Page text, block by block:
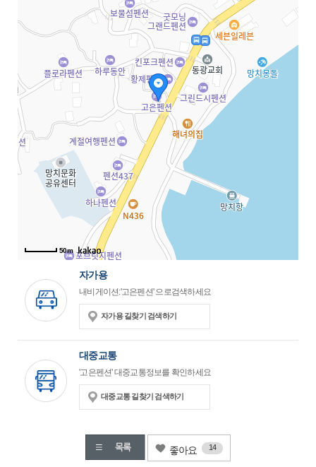
50m
자가용
내비게이션:'고은펜션' 으로검색하세요
자가용 길찾기 검색하기
대중교통
'고은펜션' 대중교통정보를 확인하세요
대중교통 길찾기 검색하기
좋아요 14